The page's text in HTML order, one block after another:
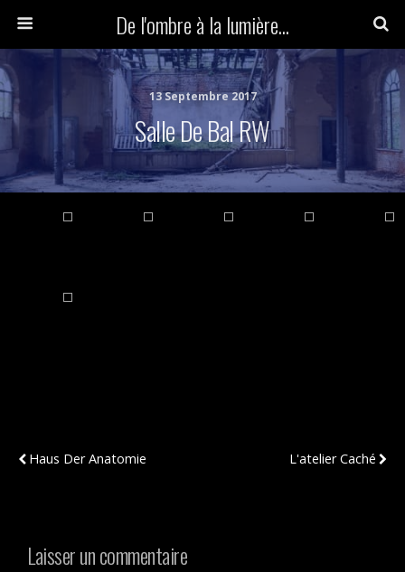
De l'ombre à la lumière...
13 Septembre 2017
Salle De Bal RW
Haus Der Anatomie
L'atelier Caché
Laisser un commentaire